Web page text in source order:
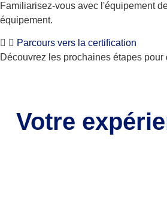
Familiarisez-vous avec l'équipement
équipement.
Parcours vers la certification
Découvrez les prochaines étapes
Votre